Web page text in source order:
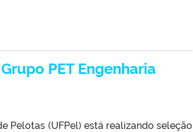
PET Engenharia
Pelotas (UFPel) está realizando seleção